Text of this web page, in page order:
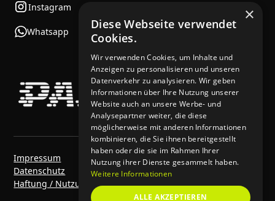
Instagram
Whatsapp
Impressum
Datenschutz
Haftung / Nutzungsbedingungen
×
Diese Webseite verwendet
Cookies.
Wir verwenden Cookies, um Inhalte und
Anzeigen zu personalisieren und unseren
Datenverkehr zu analysieren. Wir geben
Informationen über Ihre Nutzung unserer
Website auch an unsere Werbe- und
Analysepartner weiter, die diese
möglicherweise mit anderen Informationen
kombinieren, die Sie ihnen bereitgestellt
haben oder die sie im Rahmen Ihrer
Nutzung ihrer Dienste gesammelt haben.
Weitere Informationen
ALLE AKZEPTIEREN